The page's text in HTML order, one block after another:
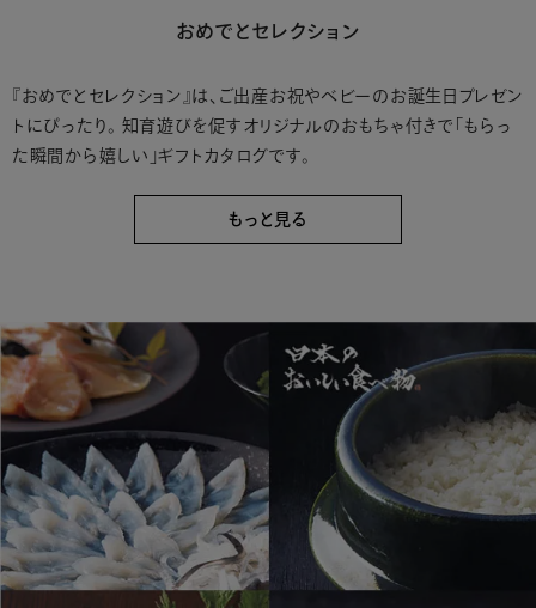
おめでとセレクション
『おめでとセレクション』は、ご出産お祝やベビーのお誕生日プレゼン
トにぴったり。 知育遊びを促すオリジナルのおもちゃ付きで「もらっ
た瞬間から嬉しい」ギフトカタログです。
もっと見る